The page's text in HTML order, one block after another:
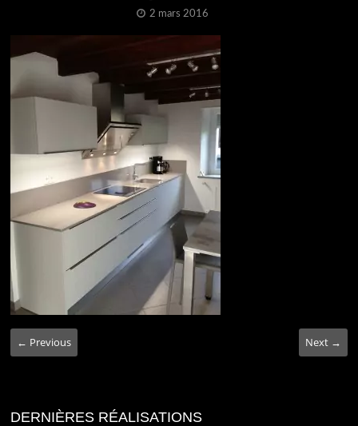
2 mars 2016
← Previous Next →
DERNIÈRES RÉALISATIONS